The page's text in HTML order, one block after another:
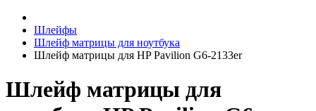
Шлейфы
Шлейф матрицы для ноутбука
Шлейф матрицы для HP Pavilion G6-2133er
Шлейф матрицы для